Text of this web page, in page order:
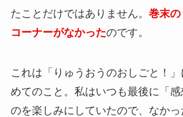
たことだけではありません。 巻末
コーナーがなかったのです。
これは「りゅうおうのおしごと！
めてのこと。私はいつも最後に「
のを楽しみにしていたので、なか